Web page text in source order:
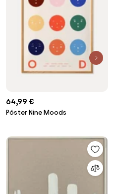
64,99 €
Póster Nine Moods